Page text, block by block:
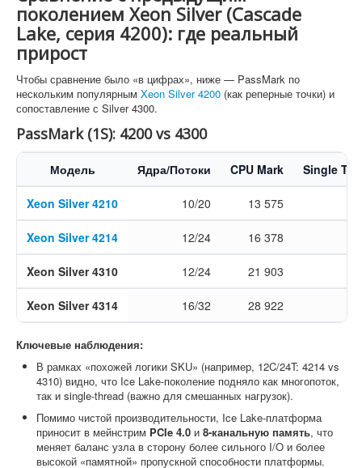
поколением Xeon Silver (Cascade
Lake, серия 4200): где реальный
прирост
Чтобы сравнение было «в цифрах», ниже — PassMark по
нескольким популярным Xeon Silver 4200 (как реперные точки) и
сопоставление с Silver 4300.
PassMark (1S): 4200 vs 4300
Модель Ядра/Потоки CPU Mark Single
Xeon Silver 4210 10/20 13 575
Xeon Silver 4214 12/24 16 378
Xeon Silver 4310 12/24 21 903
Xeon Silver 4314 16/32 28 922
Ключевые наблюдения:
В рамках «похожей логики SKU» (например, 12C/24T: 4214 vs
4310) видно, что Ice Lake-поколение подняло как многопоток,
так и single-thread (важно для смешанных нагрузок).
Помимо чистой производительности, Ice Lake-платформа
приносит в мейнстрим PCIe 4.0 и 8-канальную память, что
меняет баланс узла в сторону более сильного I/O и более
высокой «памятной» пропускной способности платформы.